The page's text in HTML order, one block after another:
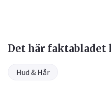
Det här faktabladet
Hud & Hår